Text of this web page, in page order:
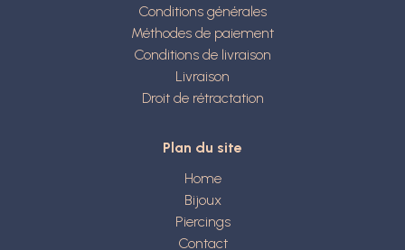
Conditions générales
Méthodes de paiement
Conditions de livraison
Livraison
Droit de rétractation
Plan du site
Home
Bijoux
Piercings
Contact